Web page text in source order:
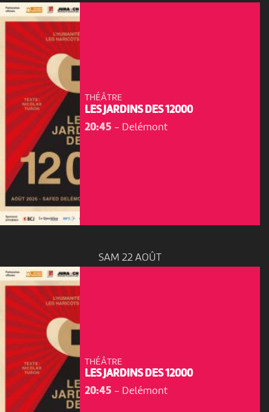
THÉÂTRE
LES JARDINS DES 12000
20:45 - Delémont
SAM 22 AOÛT
THÉÂTRE
LES JARDINS DES 12000
20:45 - Delémont